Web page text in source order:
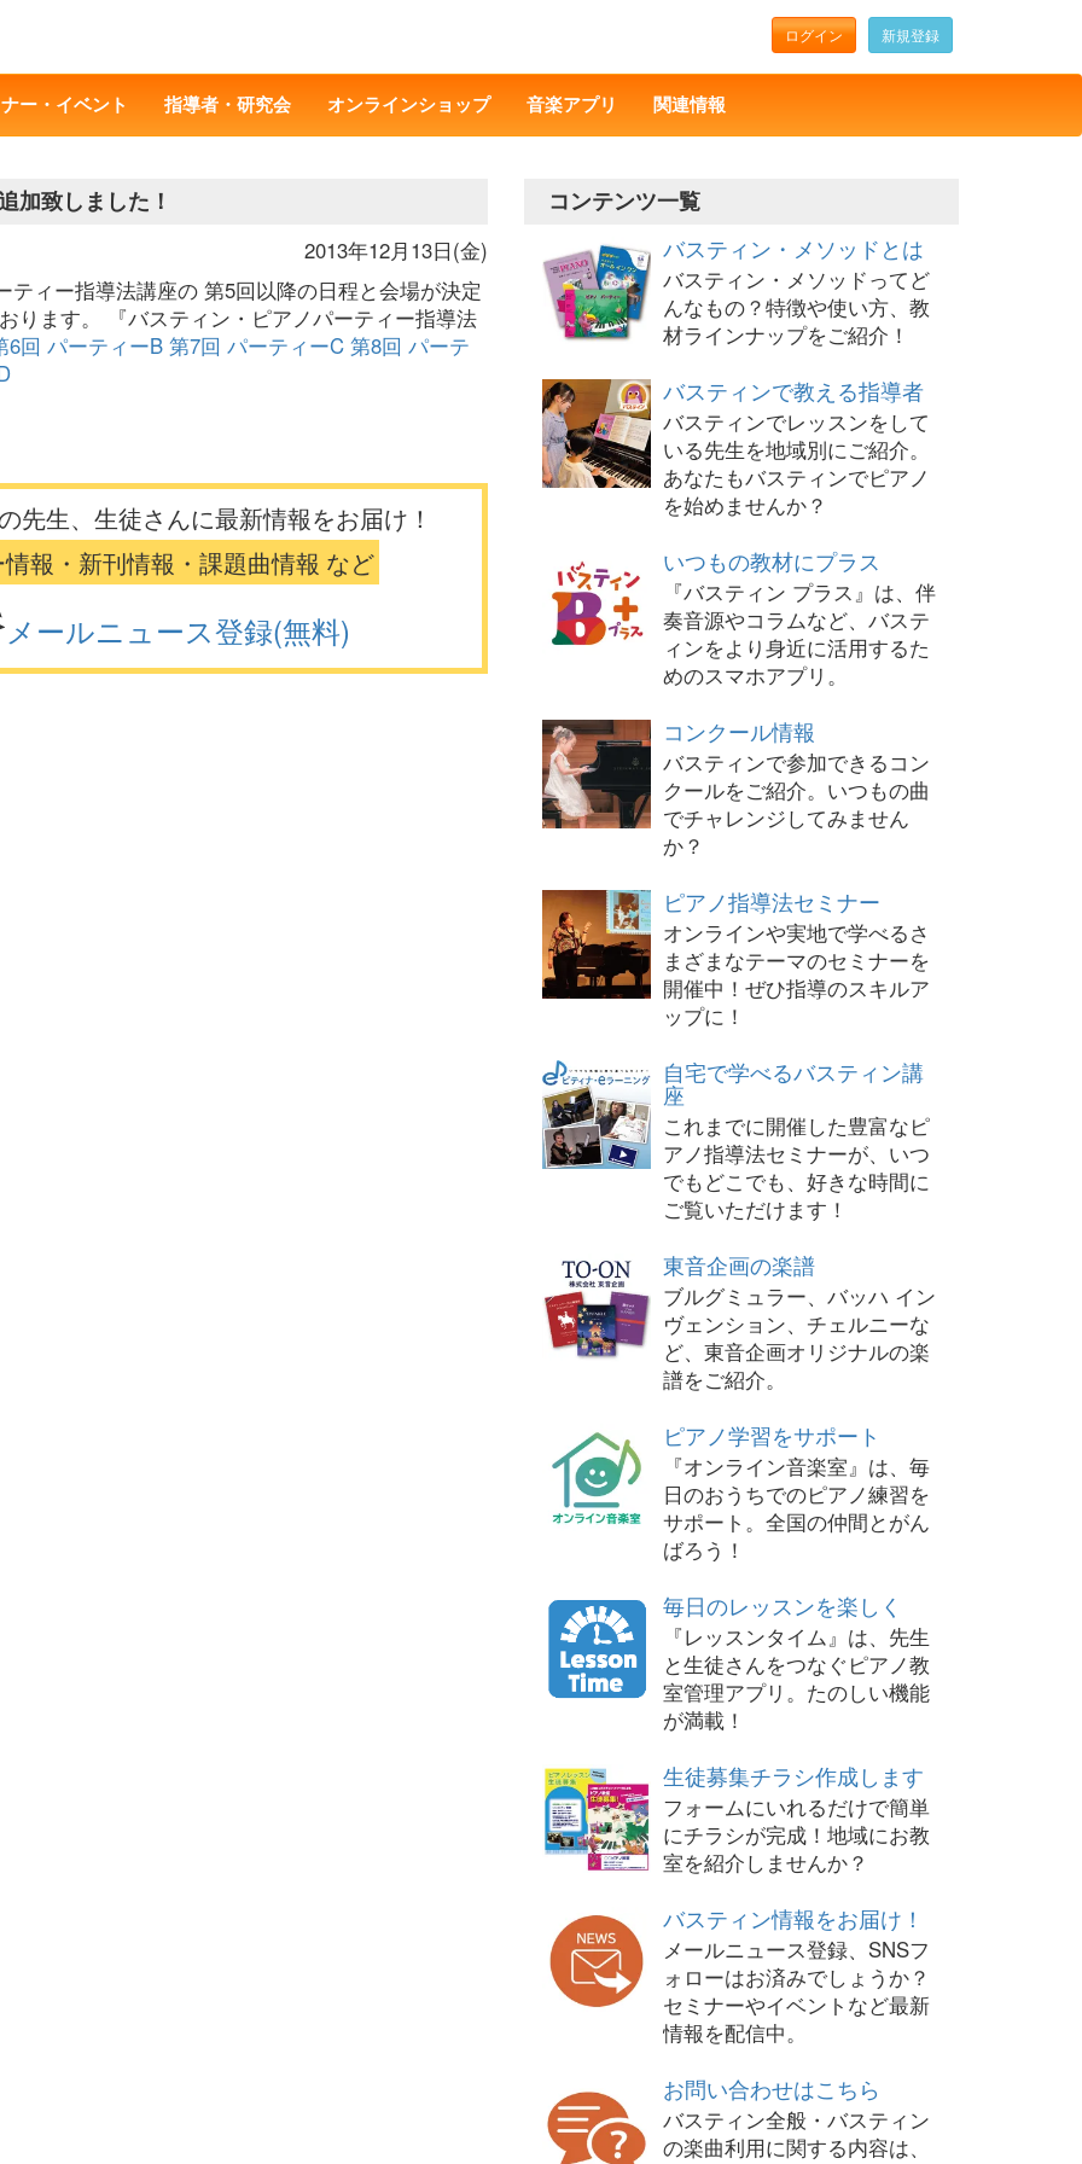
ログイン 新規登録
ー・イベント 指導者・研究会 オンラインショップ 音楽アプリ 関連情報
加致しました！
2013年12月13日(金)
ィー指導法講座の 第5回以降の日程と会場が決定
ります。 『バスティン・ピアノパーティー指導法
6回 パーティーB 第7回 パーティーC 第8回 パーテ
先生、生徒さんに最新情報をお届け！
報・新刊情報・課題曲情報 など
メールニュース登録(無料)
コンテンツ一覧
バスティン・メソッドとは
バスティン・メソッドってど
んなもの？特徴や使い方、教
材ラインナップをご紹介！
バスティンで教える指導者
バスティンでレッスンをして
いる先生を地域別にご紹介。
あなたもバスティンでピアノ
を始めませんか？
いつもの教材にプラス
『バスティン プラス』は、伴
奏音源やコラムなど、バステ
ィンをより身近に活用するた
めのスマホアプリ。
コンクール情報
バスティンで参加できるコン
クールをご紹介。いつもの曲
でチャレンジしてみません
か？
ピアノ指導法セミナー
オンラインや実地で学べるさ
まざまなテーマのセミナーを
開催中！ぜひ指導のスキルア
ップに！
自宅で学べるバスティン講
座
これまでに開催した豊富なピ
アノ指導法セミナーが、いつ
でもどこでも、好きな時間に
ご覧いただけます！
東音企画の楽譜
ブルグミュラー、バッハ イン
ヴェンション、チェルニーな
ど、東音企画オリジナルの楽
譜をご紹介。
ピアノ学習をサポート
『オンライン音楽室』は、毎
日のおうちでのピアノ練習を
サポート。全国の仲間とがん
ばろう！
毎日のレッスンを楽しく
『レッスンタイム』は、先生
と生徒さんをつなぐピアノ教
室管理アプリ。たのしい機能
が満載！
生徒募集チラシ作成します
フォームにいれるだけで簡単
にチラシが完成！地域にお教
室を紹介しませんか？
バスティン情報をお届け！
メールニュース登録、SNSフ
ォローはお済みでしょうか？
セミナーやイベントなど最新
情報を配信中。
お問い合わせはこちら
バスティン全般・バスティン
の楽曲利用に関する内容は、